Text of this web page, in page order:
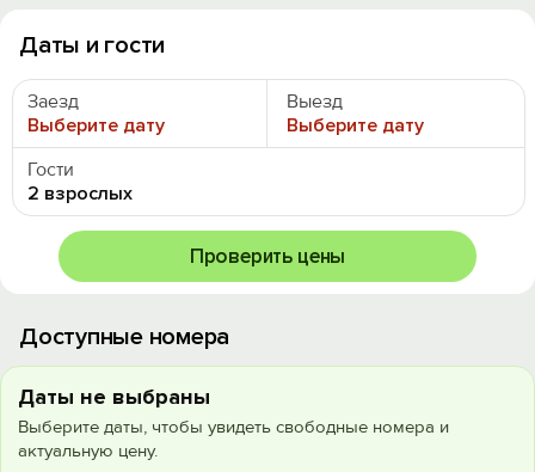
Даты и гости
Заезд
Выберите дату
Выезд
Выберите дату
Гости
2 взрослых
Проверить цены
Доступные номера
Даты не выбраны
Выберите даты, чтобы увидеть свободные номера и
актуальную цену.